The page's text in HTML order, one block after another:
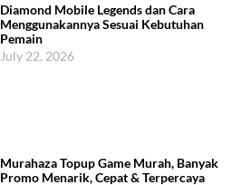
Diamond Mobile Legends dan Cara
Menggunakannya Sesuai Kebutuhan
Pemain
July 22, 2026
Murahaza Topup Game Murah, Banyak
Promo Menarik, Cepat & Terpercaya